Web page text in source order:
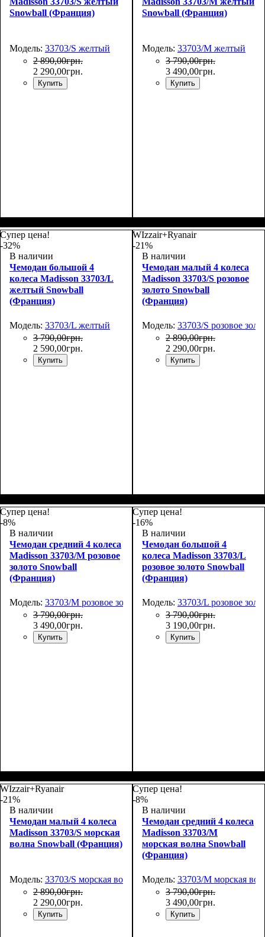
Snowball (Франция)
Модель: 33703/S желтый
2 890,00грн.
2 290,00грн.
Купить
55х36х20
Snowball (Франция)
Модель: 33703/M желтый
3 790,00грн.
3 490,00грн.
Купить
66х44х27
Супер цена!
-32%
В наличии
Чемодан большой 4
колеса Madisson 33703/L
желтый Snowball
(Франция)
Модель: 33703/L желтый
3 790,00грн.
2 590,00грн.
Купить
75х50х30
WIzzair+Ryanair
-21%
В наличии
Чемодан малый 4 колеса
Madisson 33703/S розовое
золото Snowball
(Франция)
Модель: 33703/S розовое
2 890,00грн.
2 290,00грн.
Купить
55х36х20
Супер цена!
-8%
В наличии
Чемодан средний 4 колеса
Madisson 33703/M розовое
золото Snowball
(Франция)
Модель: 33703/M розовое золото
3 790,00грн.
3 490,00грн.
Купить
66х44х27
Супер цена!
-16%
В наличии
Чемодан большой 4
колеса Madisson 33703/L
розовое золото Snowball
(Франция)
Модель: 33703/L розовое
3 790,00грн.
3 190,00грн.
Купить
75х50х30
WIzzair+Ryanair
-21%
В наличии
Чемодан малый 4 колеса
Madisson 33703/S морская
волна Snowball (Франция)
Модель: 33703/S морская волна
2 890,00грн.
2 290,00грн.
Купить
Супер цена!
-8%
В наличии
Чемодан средний 4 колеса
Madisson 33703/M
морская волна Snowball
(Франция)
Модель: 33703/M морская
3 790,00грн.
3 490,00грн.
Купить